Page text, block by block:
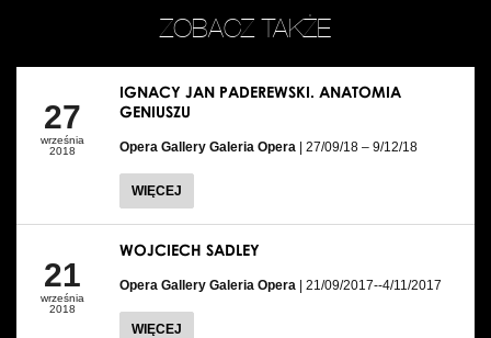
ZOBACZ TAKŻE
27
września
2018
IGNACY JAN PADEREWSKI. ANATOMIA
GENIUSZU
Opera Gallery Galeria Opera | 27/09/18 – 9/12/18
WIĘCEJ
21
września
2018
WOJCIECH SADLEY
Opera Gallery Galeria Opera | 21/09/2017--4/11/2017
WIĘCEJ